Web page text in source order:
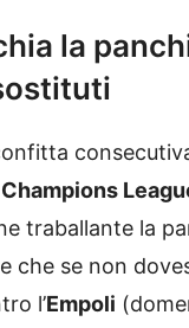
la
Champions
traballante la
e che se non
l’Empoli